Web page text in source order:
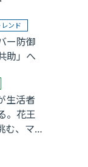
ンド
ー防御
助」へ
生活者
。花王
む、マ